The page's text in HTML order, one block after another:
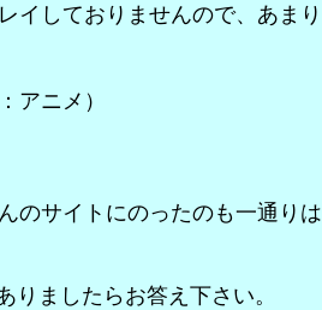
イしておりませんので、あま
アニメ）
のサイトにのったのも一通り
りましたらお答え下さい。